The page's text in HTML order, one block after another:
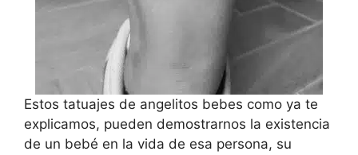
Estos tatuajes de angelitos bebes como ya te
explicamos, pueden demostrarnos la existencia
de un bebé en la vida de esa persona, su